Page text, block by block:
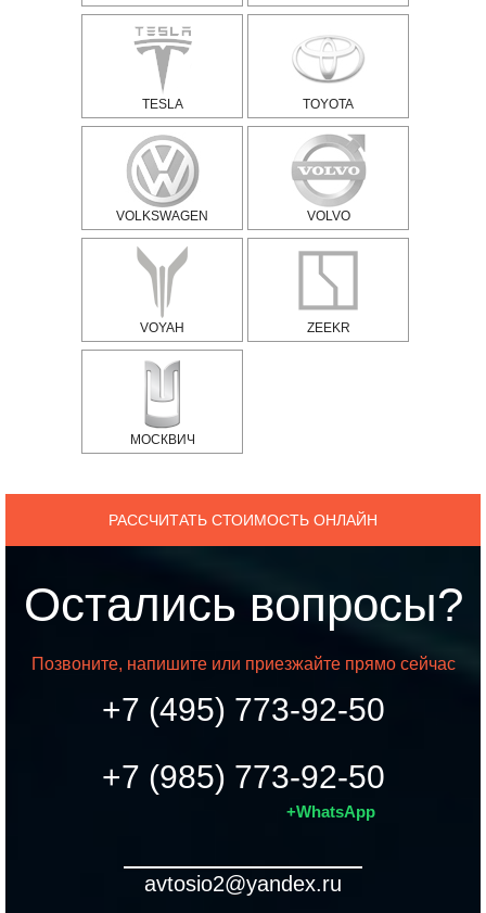
TESLA TOYOTA
VOLKSWAGEN VOLVO
VOYAH ZEEKR
МОСКВИЧ
РАССЧИТАТЬ СТОИМОСТЬ ОНЛАЙН
Остались вопросы?
Позвоните, напишите или приезжайте прямо сейчас
+7 (495) 773-92-50
+7 (985) 773-92-50
+WhatsApp
avtosio2@yandex.ru